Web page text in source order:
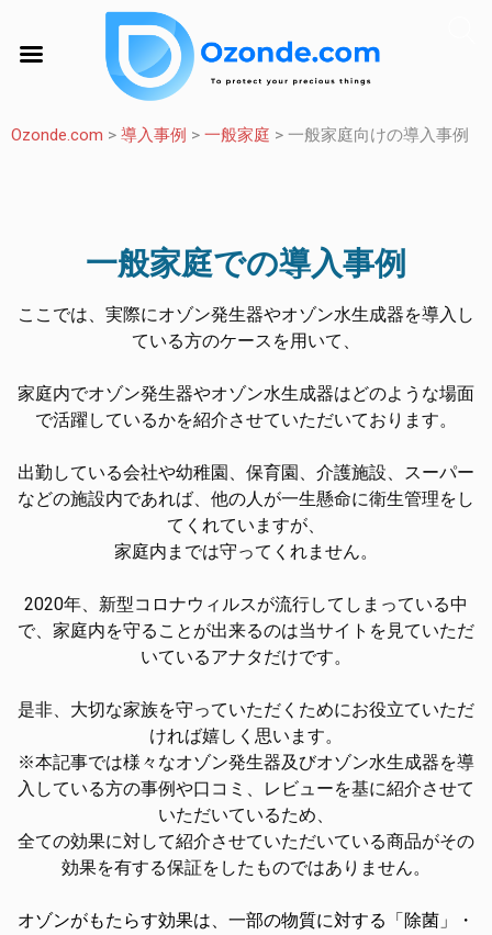
Ozonde.com > 導入事例 > 一般家庭 > 一般家庭向けの導入事例
一般家庭での導入事例
ここでは、実際にオゾン発生器やオゾン水生成器を導入し
ている方のケースを用いて、
家庭内でオゾン発生器やオゾン水生成器はどのような場面
で活躍しているかを紹介させていただいております。
出勤している会社や幼稚園、保育園、介護施設、スーパー
などの施設内であれば、他の人が一生懸命に衛生管理をし
てくれていますが、
家庭内までは守ってくれません。
2020年、新型コロナウィルスが流行してしまっている中
で、家庭内を守ることが出来るのは当サイトを見ていただ
いているアナタだけです。
是非、大切な家族を守っていただくためにお役立ていただ
ければ嬉しく思います。
※本記事では様々なオゾン発生器及びオゾン水生成器を導
入している方の事例や口コミ、レビューを基に紹介させて
いただいているため、
全ての効果に対して紹介させていただいている商品がその
効果を有する保証をしたものではありません。
オゾンがもたらす効果は、一部の物質に対する「除菌」・